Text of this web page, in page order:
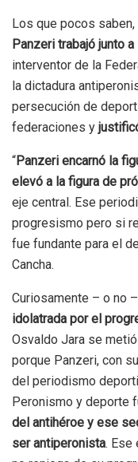
Los que pocos
Panzeri trabajó junto
interventor de la
la dictadura
persecución de
federaciones y
“Panzeri encarnó la
elevó a la figura de
eje central. Ese
progresismo pero si
fue fundante para el
Cancha.
Curiosamente – o no –
idolatrada por el
Osvaldo Jara se
porque Panzeri, con
del periodismo
Peronismo y deporte
del antihéroe y ese
ser antiperonista. Ese